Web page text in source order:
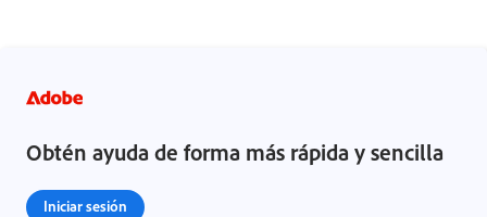
Obtén ayuda de forma más rápida y sencilla
Iniciar sesión